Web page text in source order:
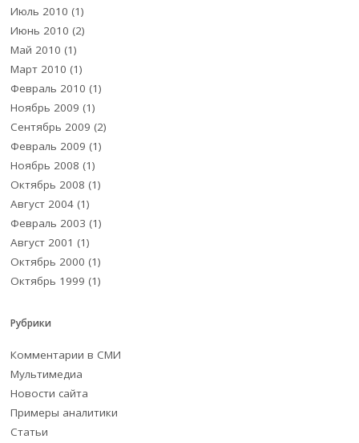
Июль 2010 (1)
Июнь 2010 (2)
Май 2010 (1)
Март 2010 (1)
Февраль 2010 (1)
Ноябрь 2009 (1)
Сентябрь 2009 (2)
Февраль 2009 (1)
Ноябрь 2008 (1)
Октябрь 2008 (1)
Август 2004 (1)
Февраль 2003 (1)
Август 2001 (1)
Октябрь 2000 (1)
Октябрь 1999 (1)
Рубрики
Комментарии в СМИ
Мультимедиа
Новости сайта
Примеры аналитики
Статьи